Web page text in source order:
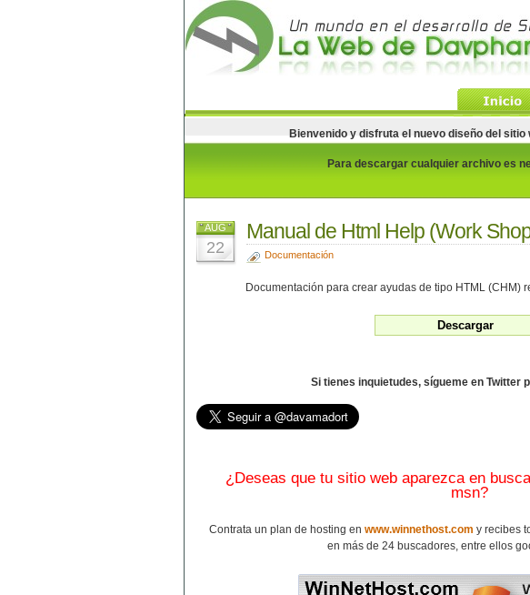
Bienvenido y disfruta el nuevo diseño del
Para descargar cualquier archivo es
AUG
22
Manual de Html Help (Work
Documentación
Documentación para crear ayudas de tipo HTML (CHM)
Si tienes inquietudes, sígueme en Twitter
¿Deseas que tu sitio web aparezca en
msn?
Contrata un plan de hosting en www.winnethost.com y recibes
en más de 24 buscadores, entre ellos